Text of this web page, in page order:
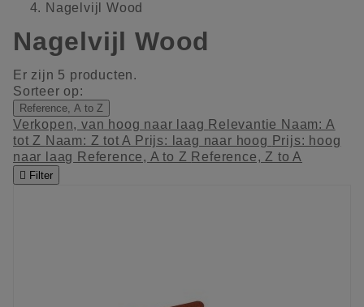
Nagelvijl Wood
Nagelvijl Wood
Er zijn 5 producten.
Sorteer op:
Reference, A to Z
Verkopen, van hoog naar laag Relevantie Naam: A
tot Z Naam: Z tot A Prijs: laag naar hoog Prijs: hoog
naar laag Reference, A to Z Reference, Z to A
 Filter